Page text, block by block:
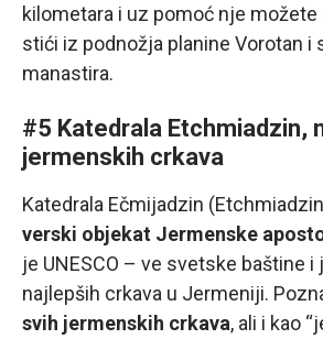
kilometara i uz pomoć nje možete
stići iz podnožja planine Vorotan i
manastira.
#5 Katedrala Etchmiadzin,
jermenskih crkava
Katedrala Ečmijadzin
verski objekat Jermenske
je UNESCO – ve svetske baštine i
najlepših crkava u Jermeniji.
svih jermenskih crkava, ali i kao